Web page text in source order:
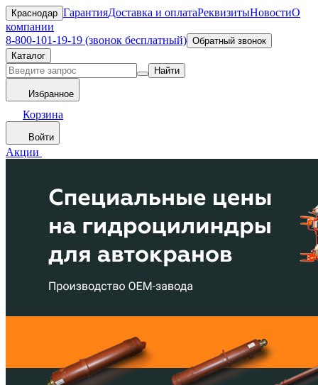
Краснодар ГарантияДоставка и оплатаРеквизитыНовостиО
компании
8-800-101-19-19 (звонок бесплатный) Обратный звонок
Каталог
Найти
Избранное
Корзина
Войти
Акции